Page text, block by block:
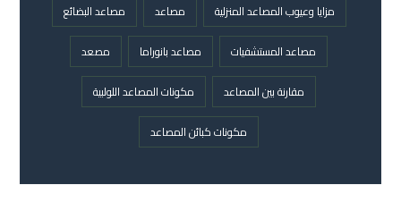
مزايا وعيوب المصاعد المنزلية
مصاعد
مصاعد البضائع
مصاعد المستشفيات
مصاعد بانوراما
مصعد
مقارنة بين المصاعد
مكونات المصاعد اللولبية
مكونات كبائن المصاعد